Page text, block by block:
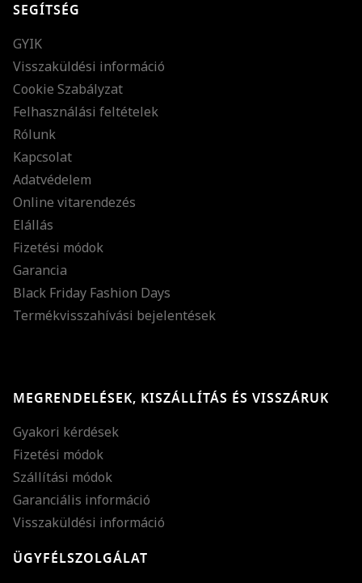
SEGÍTSÉG
GYIK
Visszaküldési információ
Cookie Szabályzat
Felhasználási feltételek
Rólunk
Kapcsolat
Adatvédelem
Online vitarendezés
Elállás
Fizetési módok
Garancia
Black Friday Fashion Days
Termékvisszahívási bejelentések
MEGRENDELÉSEK, KISZÁLLÍTÁS ÉS VISSZÁRUK
Gyakori kérdések
Fizetési módok
Szállítási módok
Garanciális információ
Visszaküldési információ
ÜGYFÉLSZOLGÁLAT